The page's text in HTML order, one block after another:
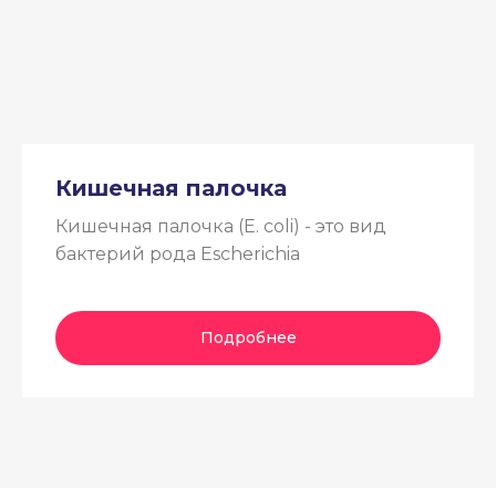
Кишечная палочка
Кишечная палочка (E. coli) - это вид
бактерий рода Escherichia
Подробнее